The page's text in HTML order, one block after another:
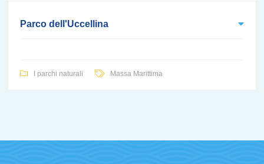
Parco dell'Uccellina
I parchi naturali Massa Marittima